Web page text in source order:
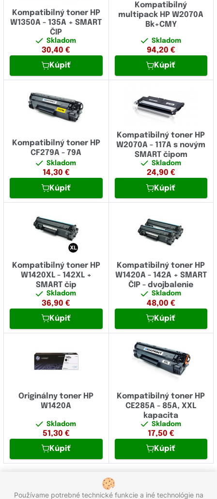
Kompatibilný toner HP
W1350A - 135A + SMART
ČIP
Skladom
30,40 €
Kúpiť
Kompatibilný
multipack HP W2070A
Bk+CMY
Skladom
94,20 €
Kúpiť
Kompatibilný toner HP
CF279A - 79A
Skladom
14,30 €
Kúpiť
Kompatibilný toner HP
W2070A - 117A s novým
SMART čipom
Skladom
24,90 €
Kúpiť
Kompatibilný toner HP
W1420XL - 142XL +
SMART čip
Skladom
36,90 €
Kúpiť
Kompatibilný toner HP
W1420A - 142A + SMART
ČIP - dvojbalenie
Skladom
48,00 €
Kúpiť
Originálny toner HP
W1420A
Skladom
51,30 €
Kúpiť
Kompatibilný toner HP
CE285A - 85A, XXL
kapacita
Skladom
17,50 €
Kúpiť
5
Používame potrebné technické funkcie a iné technológie na